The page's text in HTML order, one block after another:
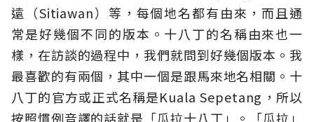
遠（Sitiawan）等，每個地名都有由來，而且通
常是好幾個不同的版本。十八丁的名稱由來也一
樣，在訪談的過程中，我們就問到好幾個版本。我
最喜歡的有兩個，其中一個是跟馬來地名相關。十
八丁的官方或正式名稱是Kuala Sepetang，所以
按照慣例音譯的話就是「瓜拉十八丁」。「瓜拉」